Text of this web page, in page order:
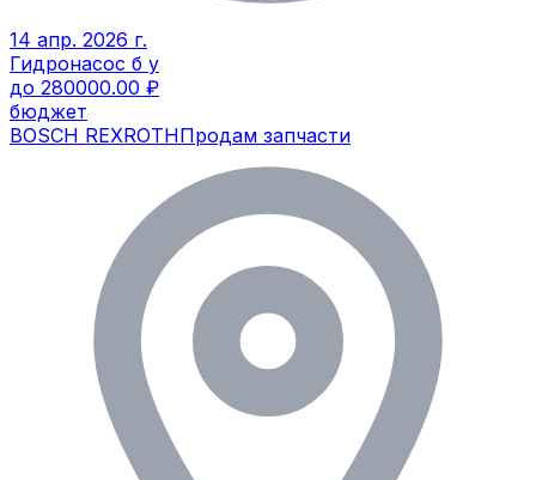
14 апр. 2026 г.
Гидронасос б у
до 280000.00 ₽
бюджет
BOSCH REXROTHПродам запчасти